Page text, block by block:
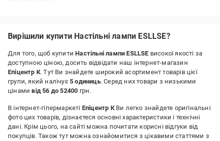
Вирішили купити Настільні лампи ESLLSE?
Для того, щоб купитиНастільні лампи ESLLSE високої якості за
доступною ціною, досить відвідати наш інтернет-магазин
Епіцентр К. Тут Ви знайдете широкий асортимент товарів цієї
групи, який налічує 5 одиниць. Серед них товари з низькими
цінамивід 56 до 52400 грн.
В інтернет-гіпермаркеті Епіцентр КВи легко знайдете оригінальні
фото цих товарів, дізнаєтеся основні характеристики і технічні
дані. Крім цього, на сайті можна почитати корисні відгуки від
покупців. Також тут можна ознайомитися з цікавими статтями з